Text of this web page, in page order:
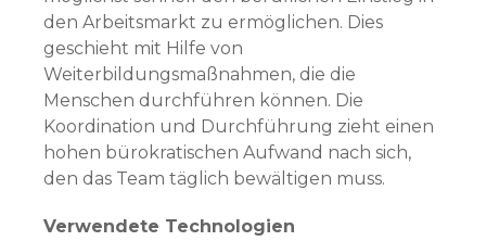
den Arbeitsmarkt zu ermöglichen. Dies
geschieht mit Hilfe von
Weiterbildungsmaßnahmen, die die
Menschen durchführen können. Die
Koordination und Durchführung zieht einen
hohen bürokratischen Aufwand nach sich,
den das Team täglich bewältigen muss.
Verwendete Technologien